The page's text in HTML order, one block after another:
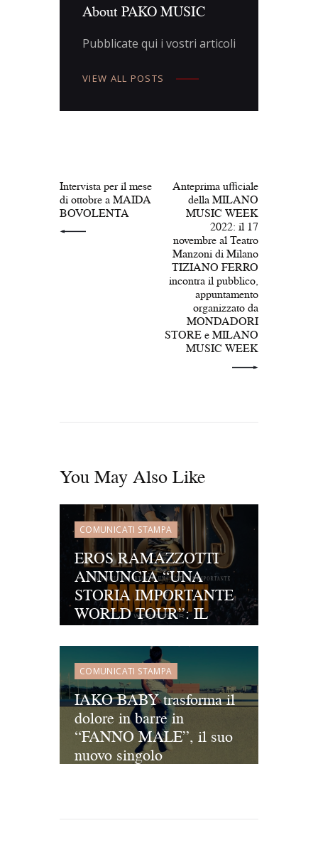
About PAKO MUSIC
Pubblicate qui i vostri articoli
VIEW ALL POSTS
Intervista per il mese
di ottobre a MAIDA
BOVOLENTA
Anteprima ufficiale
della MILANO
MUSIC WEEK
2022: il 17
novembre al Teatro
Manzoni di Milano
TIZIANO FERRO
incontra il pubblico,
appuntamento
organizzato da
MONDADORI
STORE e MILANO
MUSIC WEEK
You May Also Like
COMUNICATI STAMPA
EROS RAMAZZOTTI
ANNUNCIA “UNA
STORIA IMPORTANTE
WORLD TOUR”: IL
NUOVO VIAGGIO
GLOBALE IN 4 LEG, A
GIUGNO 2026
L’ATTESISSIMO
RITORNO NEGLI STADI
ITALIANI (EROS
RAMAZZOTTI
ANNUNCIA “UNA
COMUNICATI STAMPA
IAKO BABY trasforma il
dolore in barre in
“FANNO MALE”, il suo
nuovo singolo